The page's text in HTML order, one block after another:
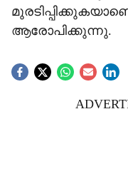
ആരോപിക്കുന്നു.